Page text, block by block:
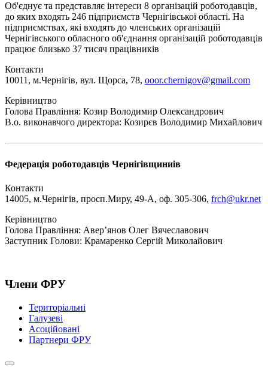
Об'єднує та представляє інтереси 8 організацій роботодавців,
до яких входять 246 підприємств Чернігівської області. На
підприємствах, які входять до членських організацій
Чернігівського обласного об'єднання організацій роботодавців
працює близько 37 тисяч працівників
Контакти
10011, м.Чернігів, вул. Щорса, 78, ooor.chernigov@gmail.com
Керівництво
Голова Правління: Козир Володимир Олександрович
В.о. виконавчого директора: Козирєв Володимир Михайлович
Федерація роботодавців Чернігівщиниів
Контакти
14005, м.Чернігів, просп.Миру, 49-А, оф. 305-306, frch@ukr.net
Керівництво
Голова Правління: Авер’янов Олег Вячеславович
Заступник Голови: Крамаренко Сергій Миколайович
Члени ФРУ
Територіальні
Галузеві
Асоційовані
Партнери ФРУ